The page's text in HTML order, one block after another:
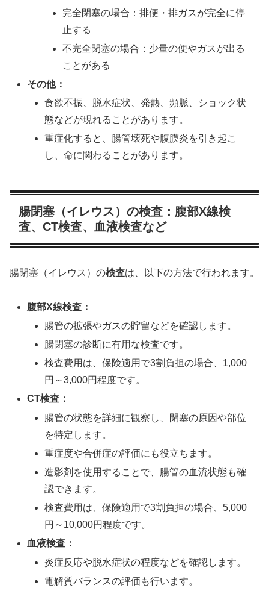
完全閉塞の場合：排便・排ガスが完全に停
止する
不完全閉塞の場合：少量の便やガスが出る
ことがある
その他：
食欲不振、脱水症状、発熱、頻脈、ショック状
態などが現れることがあります。
重症化すると、腸管壊死や腹膜炎を引き起こ
し、命に関わることがあります。
腸閉塞（イレウス）の検査：腹部X線検
査、CT検査、血液検査など
腸閉塞（イレウス）の検査は、以下の方法で行われます。
腹部X線検査：
腸管の拡張やガスの貯留などを確認します。
腸閉塞の診断に有用な検査です。
検査費用は、保険適用で3割負担の場合、1,000
円～3,000円程度です。
CT検査：
腸管の状態を詳細に観察し、閉塞の原因や部位
を特定します。
重症度や合併症の評価にも役立ちます。
造影剤を使用することで、腸管の血流状態も確
認できます。
検査費用は、保険適用で3割負担の場合、5,000
円～10,000円程度です。
血液検査：
炎症反応や脱水症状の程度などを確認します。
電解質バランスの評価も行います。